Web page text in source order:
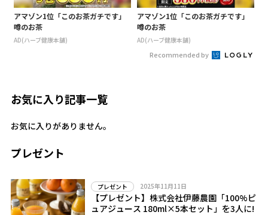
アマゾン1位「このお茶ガチです」
噂のお茶
AD(ハーブ健康本舗)
アマゾン1位「このお茶ガチです」
噂のお茶
AD(ハーブ健康本舗)
Recommended by
お気に入り記事一覧
お気に入りがありません。
プレゼント
プレゼント 2025年11月11日
【プレゼント】株式会社伊藤農園「100%ピ
ュアジュース 180ml×5本セット」を3人に!